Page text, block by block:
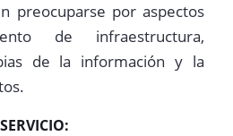
preocuparse por aspectos
de infraestructura,
de la información y la
: